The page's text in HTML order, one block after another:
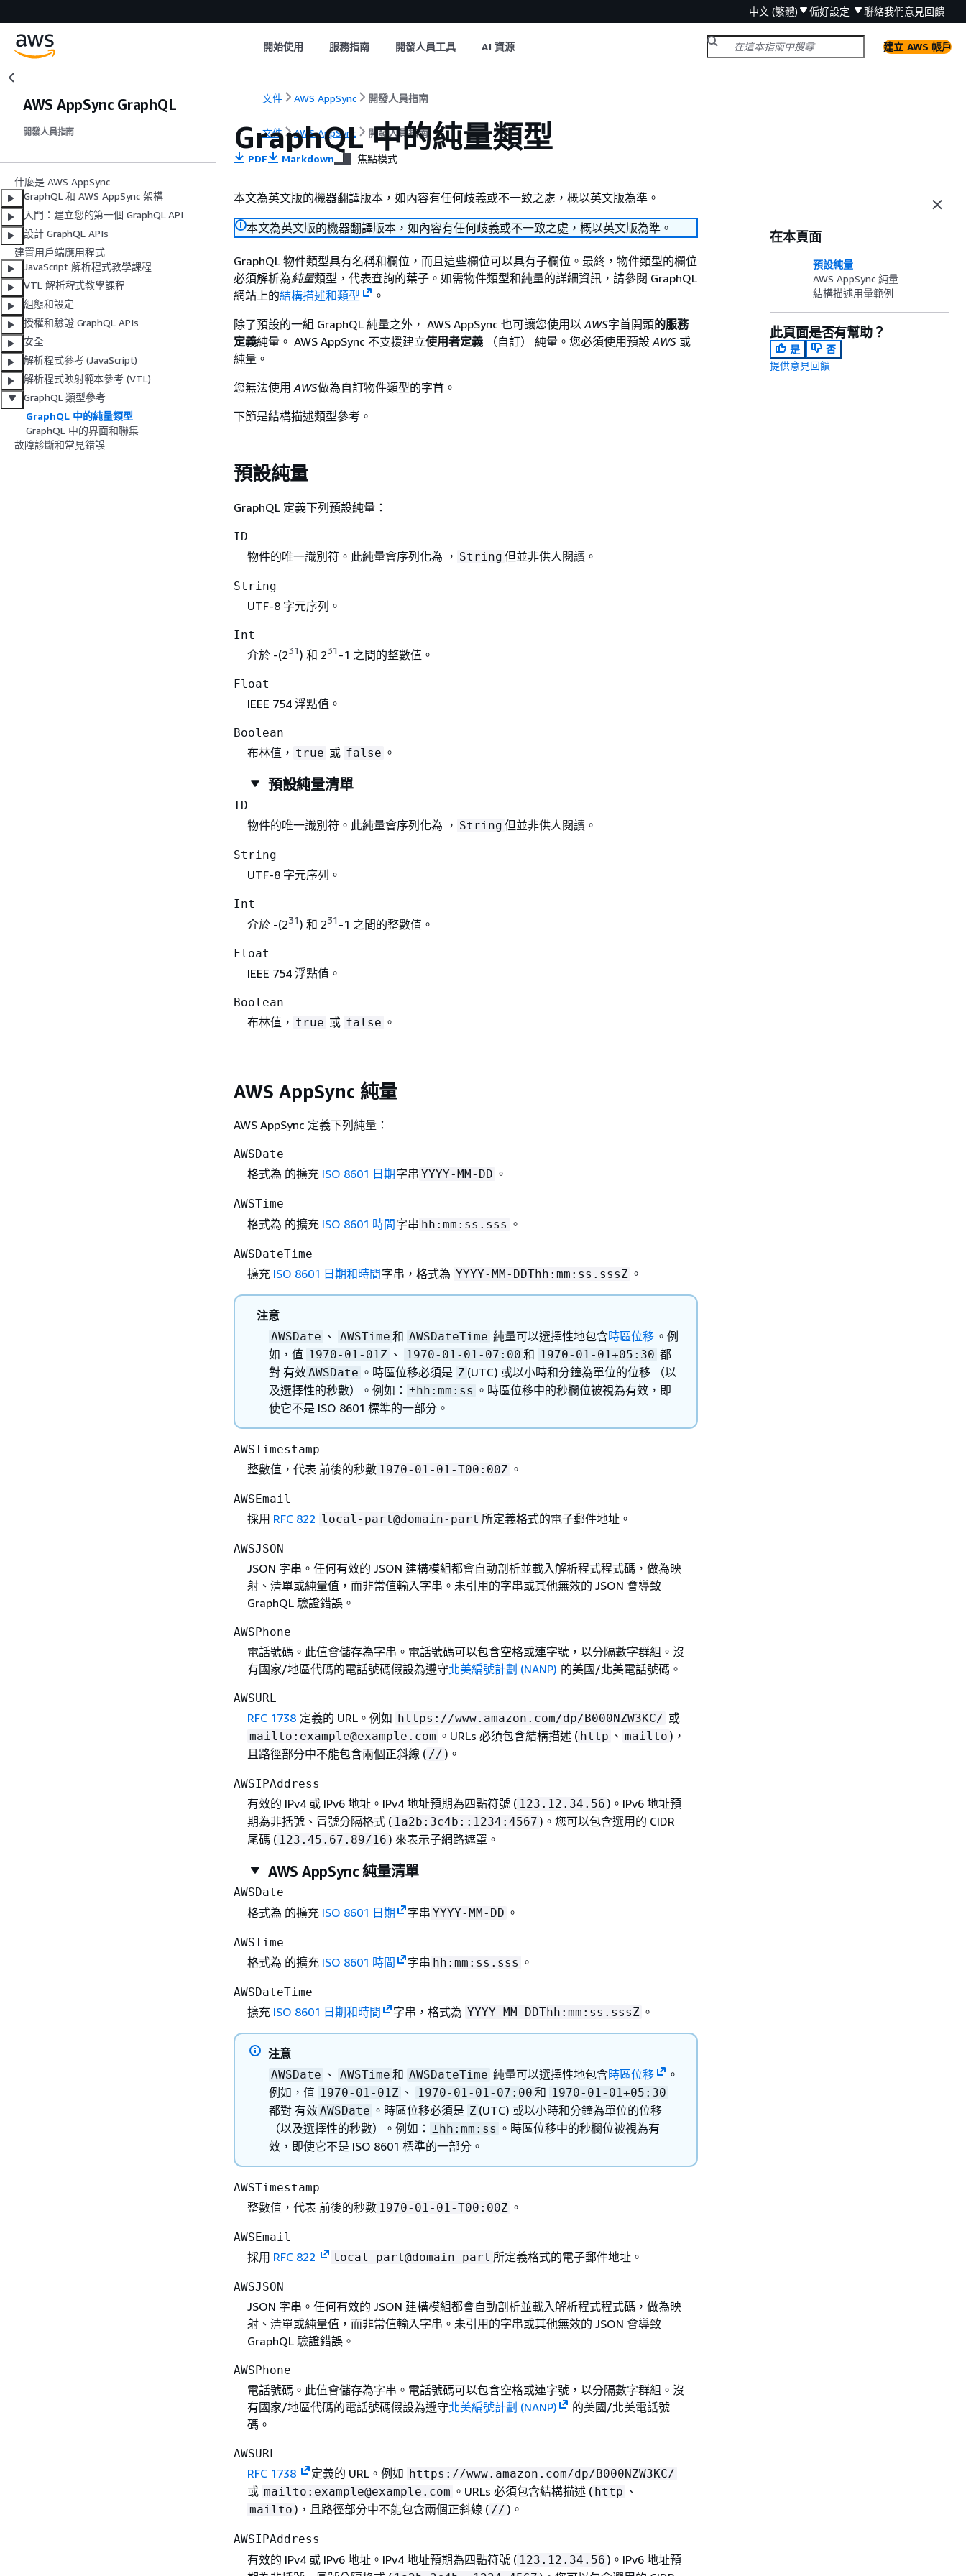
中文 (繁體) 偏好設定 聯絡我們意見回饋
開始使用 服務指南 開發人員工具 AI 資源 建立 AWS 帳戶
AWS AppSync GraphQL
開發人員指南
什麼是 AWS AppSync
GraphQL 和 AWS AppSync 架構
入門：建立您的第一個 GraphQL API
設計 GraphQL APIs
建置用戶端應用程式
JavaScript 解析程式教學課程
VTL 解析程式教學課程
組態和設定
授權和驗證 GraphQL APIs
安全
解析程式參考 (JavaScript)
解析程式映射範本參考 (VTL)
GraphQL 類型參考
GraphQL 中的純量類型
GraphQL 中的界面和聯集
故障診斷和常見錯誤
文件 AWS AppSync 開發人員指南
文件 AWS AppSync 開發人員指南
GraphQL 中的純量類型
PDF Markdown 焦點模式
本文為英文版的機器翻譯版本，如內容有任何歧義或不一致之處，概以英文版為準。
本文為英文版的機器翻譯版本，如內容有任何歧義或不一致之處，概以英文版為準。
GraphQL 物件類型具有名稱和欄位，而且這些欄位可以具有子欄位。最終，物件類型的欄位
必須解析為純量類型，代表查詢的葉子。如需物件類型和純量的詳細資訊，請參閱 GraphQL
網站上的結構描述和類型
。
除了預設的一組 GraphQL 純量之外， AWS AppSync 也可讓您使用以AWS字首開頭的服務
定義純量。 AWS AppSync 不支援建立使用者定義 （自訂） 純量。您必須使用預設AWS 或
純量。
您無法使用AWS做為自訂物件類型的字首。
下節是結構描述類型參考。
預設純量
GraphQL 定義下列預設純量：
ID
物件的唯一識別符。此純量會序列化為 ， String 但並非供人閱讀。
String
UTF-8 字元序列。
Int
介於 -(231) 和 231 -1 之間的整數值。
Float
IEEE 754 浮點值。
Boolean
布林值， true 或 false 。
預設純量清單
ID
物件的唯一識別符。此純量會序列化為 ， String 但並非供人閱讀。
String
UTF-8 字元序列。
Int
介於 -(231) 和 231 -1 之間的整數值。
Float
IEEE 754 浮點值。
Boolean
布林值， true 或 false 。
AWS AppSync 純量
AWS AppSync 定義下列純量：
AWSDate
格式為 的擴充 ISO 8601 日期 字串 YYYY-MM-DD 。
AWSTime
格式為 的擴充 ISO 8601 時間字串 hh:mm:ss.sss 。
AWSDateTime
擴充 ISO 8601 日期和時間字串，格式為 YYYY-MM-DDThh:mm:ss.sssZ 。
注意
AWSDate 、 AWSTime 和 AWSDateTime 純量可以選擇性地包含時區位移 。例
如，值 1970-01-01Z 、 1970-01-01-07:00 和 1970-01-01+05:30 都
對 有效AWSDate 。時區位移必須是 Z (UTC) 或以小時和分鐘為單位的位移 （以
及選擇性的秒數）。例如： ±hh:mm:ss 。時區位移中的秒欄位被視為有效，即
使它不是 ISO 8601 標準的一部分。
AWSTimestamp
整數值，代表 前後的秒數 1970-01-01-T00:00Z 。
AWSEmail
採用 RFC 822 local-part@domain-part 所定義格式的電子郵件地址。
AWSJSON
JSON 字串。任何有效的 JSON 建構模組都會自動剖析並載入解析程式程式碼，做為映
射、清單或純量值，而非常值輸入字串。未引用的字串或其他無效的 JSON 會導致
GraphQL 驗證錯誤。
AWSPhone
電話號碼。此值會儲存為字串。電話號碼可以包含空格或連字號，以分隔數字群組。沒
有國家/地區代碼的電話號碼假設為遵守北美編號計劃 (NANP) 的美國/北美電話號碼。
AWSURL
RFC 1738 定義的 URL。例如 https://www.amazon.com/dp/B000NZW3KC/ 或
mailto:example@example.com 。URLs 必須包含結構描述 ( http 、 mailto )，
且路徑部分中不能包含兩個正斜線 ( // )。
AWSIPAddress
有效的 IPv4 或 IPv6 地址。IPv4 地址預期為四點符號 ( 123.12.34.56 )。IPv6 地址預
期為非括號、冒號分隔格式 ( 1a2b:3c4b::1234:4567 )。您可以包含選用的 CIDR
尾碼 ( 123.45.67.89/16 ) 來表示子網路遮罩。
AWS AppSync 純量清單
AWSDate
格式為 的擴充 ISO 8601 日期 字串 YYYY-MM-DD 。
AWSTime
格式為 的擴充 ISO 8601 時間 字串 hh:mm:ss.sss 。
AWSDateTime
擴充 ISO 8601 日期和時間 字串，格式為 YYYY-MM-DDThh:mm:ss.sssZ 。
注意
AWSDate 、 AWSTime 和 AWSDateTime 純量可以選擇性地包含時區位移
。
例如，值 1970-01-01Z 、 1970-01-01-07:00 和 1970-01-01+05:30
都對 有效AWSDate 。時區位移必須是 Z (UTC) 或以小時和分鐘為單位的位移
（以及選擇性的秒數）。例如： ±hh:mm:ss 。時區位移中的秒欄位被視為有
效，即使它不是 ISO 8601 標準的一部分。
AWSTimestamp
整數值，代表 前後的秒數 1970-01-01-T00:00Z 。
AWSEmail
採用 RFC 822 local-part@domain-part 所定義格式的電子郵件地址。
AWSJSON
JSON 字串。任何有效的 JSON 建構模組都會自動剖析並載入解析程式程式碼，做為映
射、清單或純量值，而非常值輸入字串。未引用的字串或其他無效的 JSON 會導致
GraphQL 驗證錯誤。
AWSPhone
電話號碼。此值會儲存為字串。電話號碼可以包含空格或連字號，以分隔數字群組。沒
有國家/地區代碼的電話號碼假設為遵守北美編號計劃 (NANP)
的美國/北美電話號
碼。
AWSURL
RFC 1738 定義的 URL。例如 https://www.amazon.com/dp/B000NZW3KC/
或 mailto:example@example.com 。URLs 必須包含結構描述 ( http 、
mailto )，且路徑部分中不能包含兩個正斜線 ( // )。
AWSIPAddress
有效的 IPv4 或 IPv6 地址。IPv4 地址預期為四點符號 ( 123.12.34.56 )。IPv6 地址預
在本頁面
預設純量
AWS AppSync 純量
結構描述用量範例
此頁面是否有幫助？
是
否
提供意見回饋